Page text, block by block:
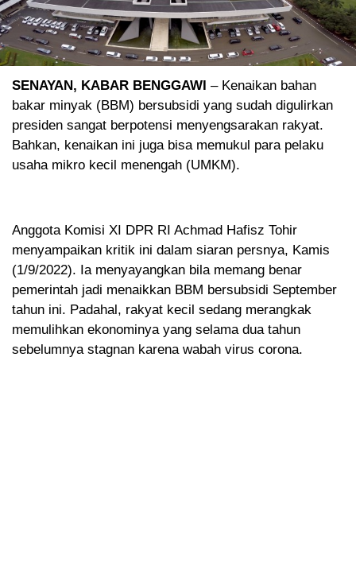
SENAYAN, KABAR BENGGAWI – Kenaikan bahan
bakar minyak (BBM) bersubsidi yang sudah digulirkan
presiden sangat berpotensi menyengsarakan rakyat.
Bahkan, kenaikan ini juga bisa memukul para pelaku
usaha mikro kecil menengah (UMKM).
Anggota Komisi XI DPR RI Achmad Hafisz Tohir
menyampaikan kritik ini dalam siaran persnya, Kamis
(1/9/2022). Ia menyayangkan bila memang benar
pemerintah jadi menaikkan BBM bersubsidi September
tahun ini. Padahal, rakyat kecil sedang merangkak
memulihkan ekonominya yang selama dua tahun
sebelumnya stagnan karena wabah virus corona.